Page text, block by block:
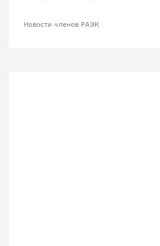
Новости членов РАЭК